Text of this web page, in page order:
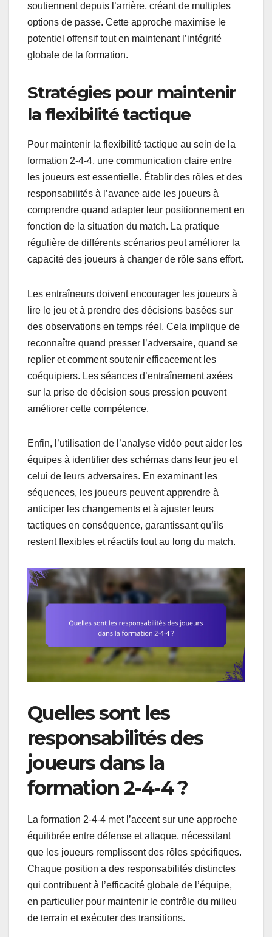
soutiennent depuis l’arrière, créant de multiples
options de passe. Cette approche maximise le
potentiel offensif tout en maintenant l’intégrité
globale de la formation.
Stratégies pour maintenir
la flexibilité tactique
Pour maintenir la flexibilité tactique au sein de la
formation 2-4-4, une communication claire entre
les joueurs est essentielle. Établir des rôles et des
responsabilités à l’avance aide les joueurs à
comprendre quand adapter leur positionnement en
fonction de la situation du match. La pratique
régulière de différents scénarios peut améliorer la
capacité des joueurs à changer de rôle sans effort.
Les entraîneurs doivent encourager les joueurs à
lire le jeu et à prendre des décisions basées sur
des observations en temps réel. Cela implique de
reconnaître quand presser l’adversaire, quand se
replier et comment soutenir efficacement les
coéquipiers. Les séances d’entraînement axées
sur la prise de décision sous pression peuvent
améliorer cette compétence.
Enfin, l’utilisation de l’analyse vidéo peut aider les
équipes à identifier des schémas dans leur jeu et
celui de leurs adversaires. En examinant les
séquences, les joueurs peuvent apprendre à
anticiper les changements et à ajuster leurs
tactiques en conséquence, garantissant qu’ils
restent flexibles et réactifs tout au long du match.
Quelles sont les
responsabilités des
joueurs dans la
formation 2-4-4 ?
La formation 2-4-4 met l’accent sur une approche
équilibrée entre défense et attaque, nécessitant
que les joueurs remplissent des rôles spécifiques.
Chaque position a des responsabilités distinctes
qui contribuent à l’efficacité globale de l’équipe,
en particulier pour maintenir le contrôle du milieu
de terrain et exécuter des transitions.